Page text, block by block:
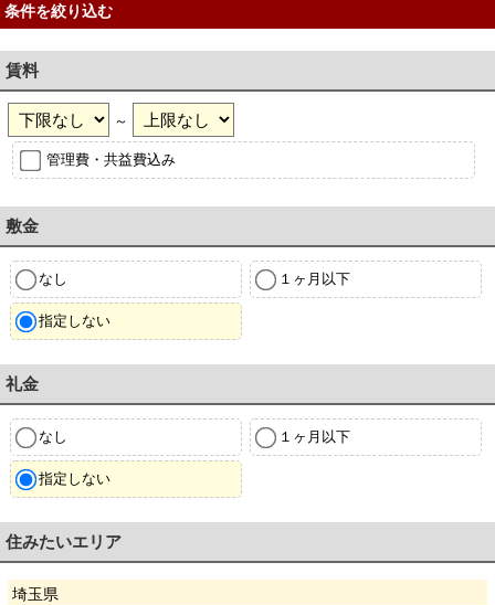
条件を絞り込む
賃料
～
管理費・共益費込み
敷金
なし １ヶ月以下
指定しない
礼金
なし １ヶ月以下
指定しない
住みたいエリア
埼玉県